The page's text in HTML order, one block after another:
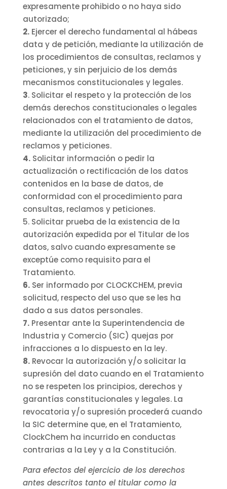
expresamente prohibido o no haya sido
autorizado;
2.Ejercer el derecho fundamental al hábeas
data y de petición, mediante la utilización de
los procedimientos de consultas, reclamos y
peticiones, y sin perjuicio de los demás
mecanismos constitucionales y legales.
3. Solicitar el respeto y la protección de los
demás derechos constitucionales o legales
relacionados con el tratamiento de datos,
mediante la utilización del procedimiento de
reclamos y peticiones.
4.Solicitar información o pedir la
actualización o rectificación de los datos
contenidos en la base de datos, de
conformidad con el procedimiento para
consultas, reclamos y peticiones.
5. Solicitar prueba de la existencia de la
autorización expedida por el Titular de los
datos, salvo cuando expresamente se
exceptúe como requisito para el
Tratamiento.
6.Ser informado por CLOCKCHEM, previa
solicitud, respecto del uso que se les ha
dado a sus datos personales.
7.Presentar ante la Superintendencia de
Industria y Comercio (SIC) quejas por
infracciones a lo dispuesto en la ley.
8.Revocar la autorización y/o solicitar la
supresión del dato cuando en el Tratamiento
no se respeten los principios, derechos y
garantías constitucionales y legales. La
revocatoria y/o supresión procederá cuando
la SIC determine que, en el Tratamiento,
ClockChem ha incurrido en conductas
contrarias a la Ley y a la Constitución.
Para efectos del ejercicio de los derechos
antes descritos tanto el titular como la